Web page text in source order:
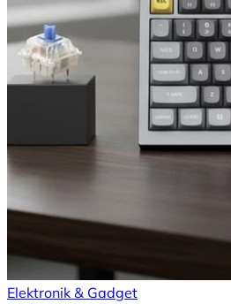
Elektronik & Gadget